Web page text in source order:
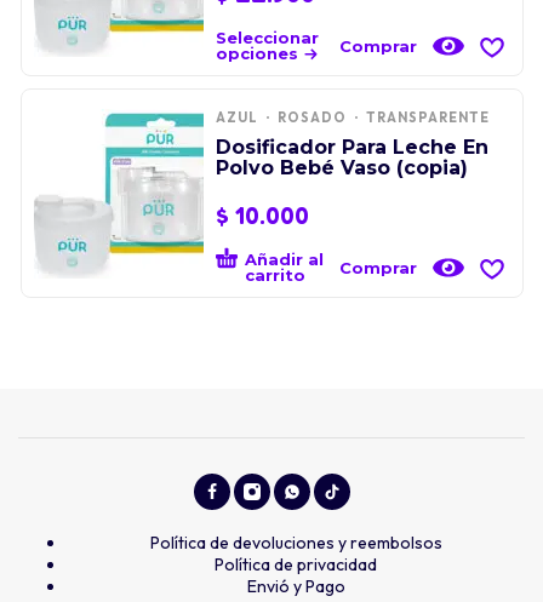
Seleccionar
opciones
Comprar
AZUL ROSADO TRANSPARENTE
Dosificador Para Leche En
Polvo Bebé Vaso (copia)
$ 10.000
Añadir al
carrito
Comprar
Política de devoluciones y reembolsos
Política de privacidad
Envió y Pago